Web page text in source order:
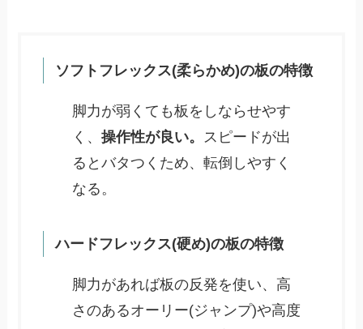
ソフトフレックス(柔らかめ)の板の特徴
脚力が弱くても板をしならせやす
く、操作性が良い。 スピードが出
るとバタつくため、転倒しやすく
なる。
ハードフレックス(硬め)の板の特徴
脚力があれば板の反発を使い、高
さのあるオーリー(ジャンプ)や高度